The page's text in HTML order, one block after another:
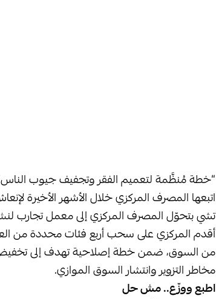
“خطة مُنظَّمة لتعميم الفقر وتجفيف جيوب الناس”،
اتبعها المصرف المركزي خلال الأشهر الأخيرة
تشي بتحوّل المصرف المركزي إلى معمل تجارب
أقدم المركزي على سحب أربع فئات محددة من
من السوق، ضمن خطة إصلاحية تهدف إلى تخفيض
مخاطر التزوير وانتشار السوق الموازي.
اطبع ووزّع.. مش حل